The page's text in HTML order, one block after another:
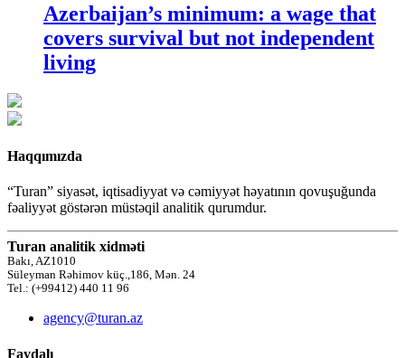
Azerbaijan’s minimum: a wage that
covers survival but not independent
living
Haqqımızda
“Turan” siyasət, iqtisadiyyat və cəmiyyət həyatının qovuşuğunda
fəaliyyət göstərən müstəqil analitik qurumdur.
Turan analitik xidməti
Bakı, AZ1010
Süleyman Rəhimov küç.,186, Mən. 24
Tel.: (+99412) 440 11 96
agency@turan.az
Faydalı